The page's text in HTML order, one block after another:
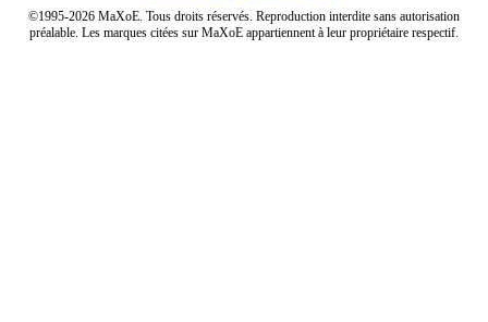
©1995-2026 MaXoE. Tous droits réservés. Reproduction interdite sans autorisation
préalable. Les marques citées sur MaXoE appartiennent à leur propriétaire respectif.